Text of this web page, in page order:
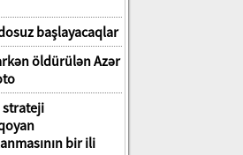
başlayacaqlar
öldürülən Azər
strateji
bir ili